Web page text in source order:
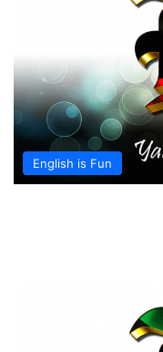
English is Fun